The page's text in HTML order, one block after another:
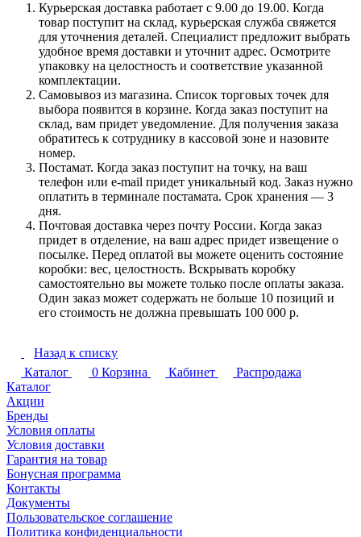
Курьерская доставка работает с 9.00 до 19.00. Когда
товар поступит на склад, курьерская служба свяжется
для уточнения деталей. Специалист предложит выбрать
удобное время доставки и уточнит адрес. Осмотрите
упаковку на целостность и соответствие указанной
комплектации.
Самовывоз из магазина. Список торговых точек для
выбора появится в корзине. Когда заказ поступит на
склад, вам придет уведомление. Для получения заказа
обратитесь к сотруднику в кассовой зоне и назовите
номер.
Постамат. Когда заказ поступит на точку, на ваш
телефон или e-mail придет уникальный код. Заказ нужно
оплатить в терминале постамата. Срок хранения — 3
дня.
Почтовая доставка через почту России. Когда заказ
придет в отделение, на ваш адрес придет извещение о
посылке. Перед оплатой вы можете оценить состояние
коробки: вес, целостность. Вскрывать коробку
самостоятельно вы можете только после оплаты заказа.
Один заказ может содержать не больше 10 позиций и
его стоимость не должна превышать 100 000 р.
Назад к списку
Каталог
0 Корзина Кабинет
Распродажа
Каталог
Акции
Бренды
Условия оплаты
Условия доставки
Гарантия на товар
Бонусная программа
Контакты
Документы
Пользовательское соглашение
Политика конфиденциальности